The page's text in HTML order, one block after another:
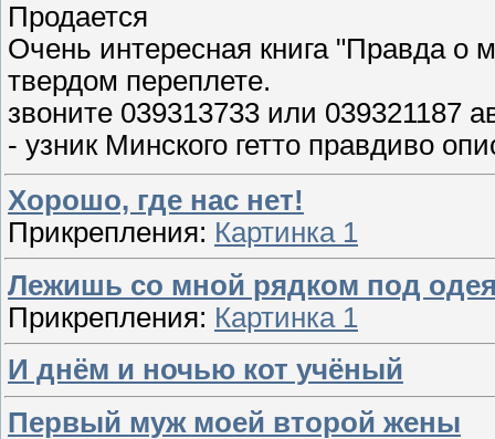
Продается
Очень интересная книга "Правда о
твердом переплете.
звоните 039313733 или 039321187
- узник Минского гетто правдиво
Хорошо, где нас нет!
Прикрепления: Картинка 1
Лежишь со мной рядком под
Прикрепления: Картинка 1
И днём и ночью кот учёный
Первый муж моей второй жены